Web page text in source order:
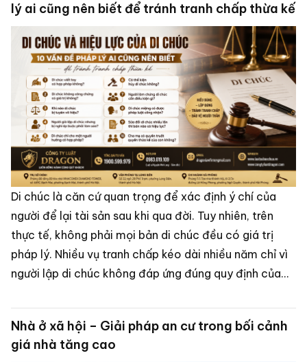
lý ai cũng nên biết để tránh tranh chấp thừa kế
Di chúc là căn cứ quan trọng để xác định ý chí của
người để lại tài sản sau khi qua đời. Tuy nhiên, trên
thực tế, không phải mọi bản di chúc đều có giá trị
pháp lý. Nhiều vụ tranh chấp kéo dài nhiều năm chỉ vì
người lập di chúc không đáp ứng đúng quy định của
ép buộc, giả mạo.
Nhà ở xã hội – Giải pháp an cư trong bối cảnh
giá nhà tăng cao